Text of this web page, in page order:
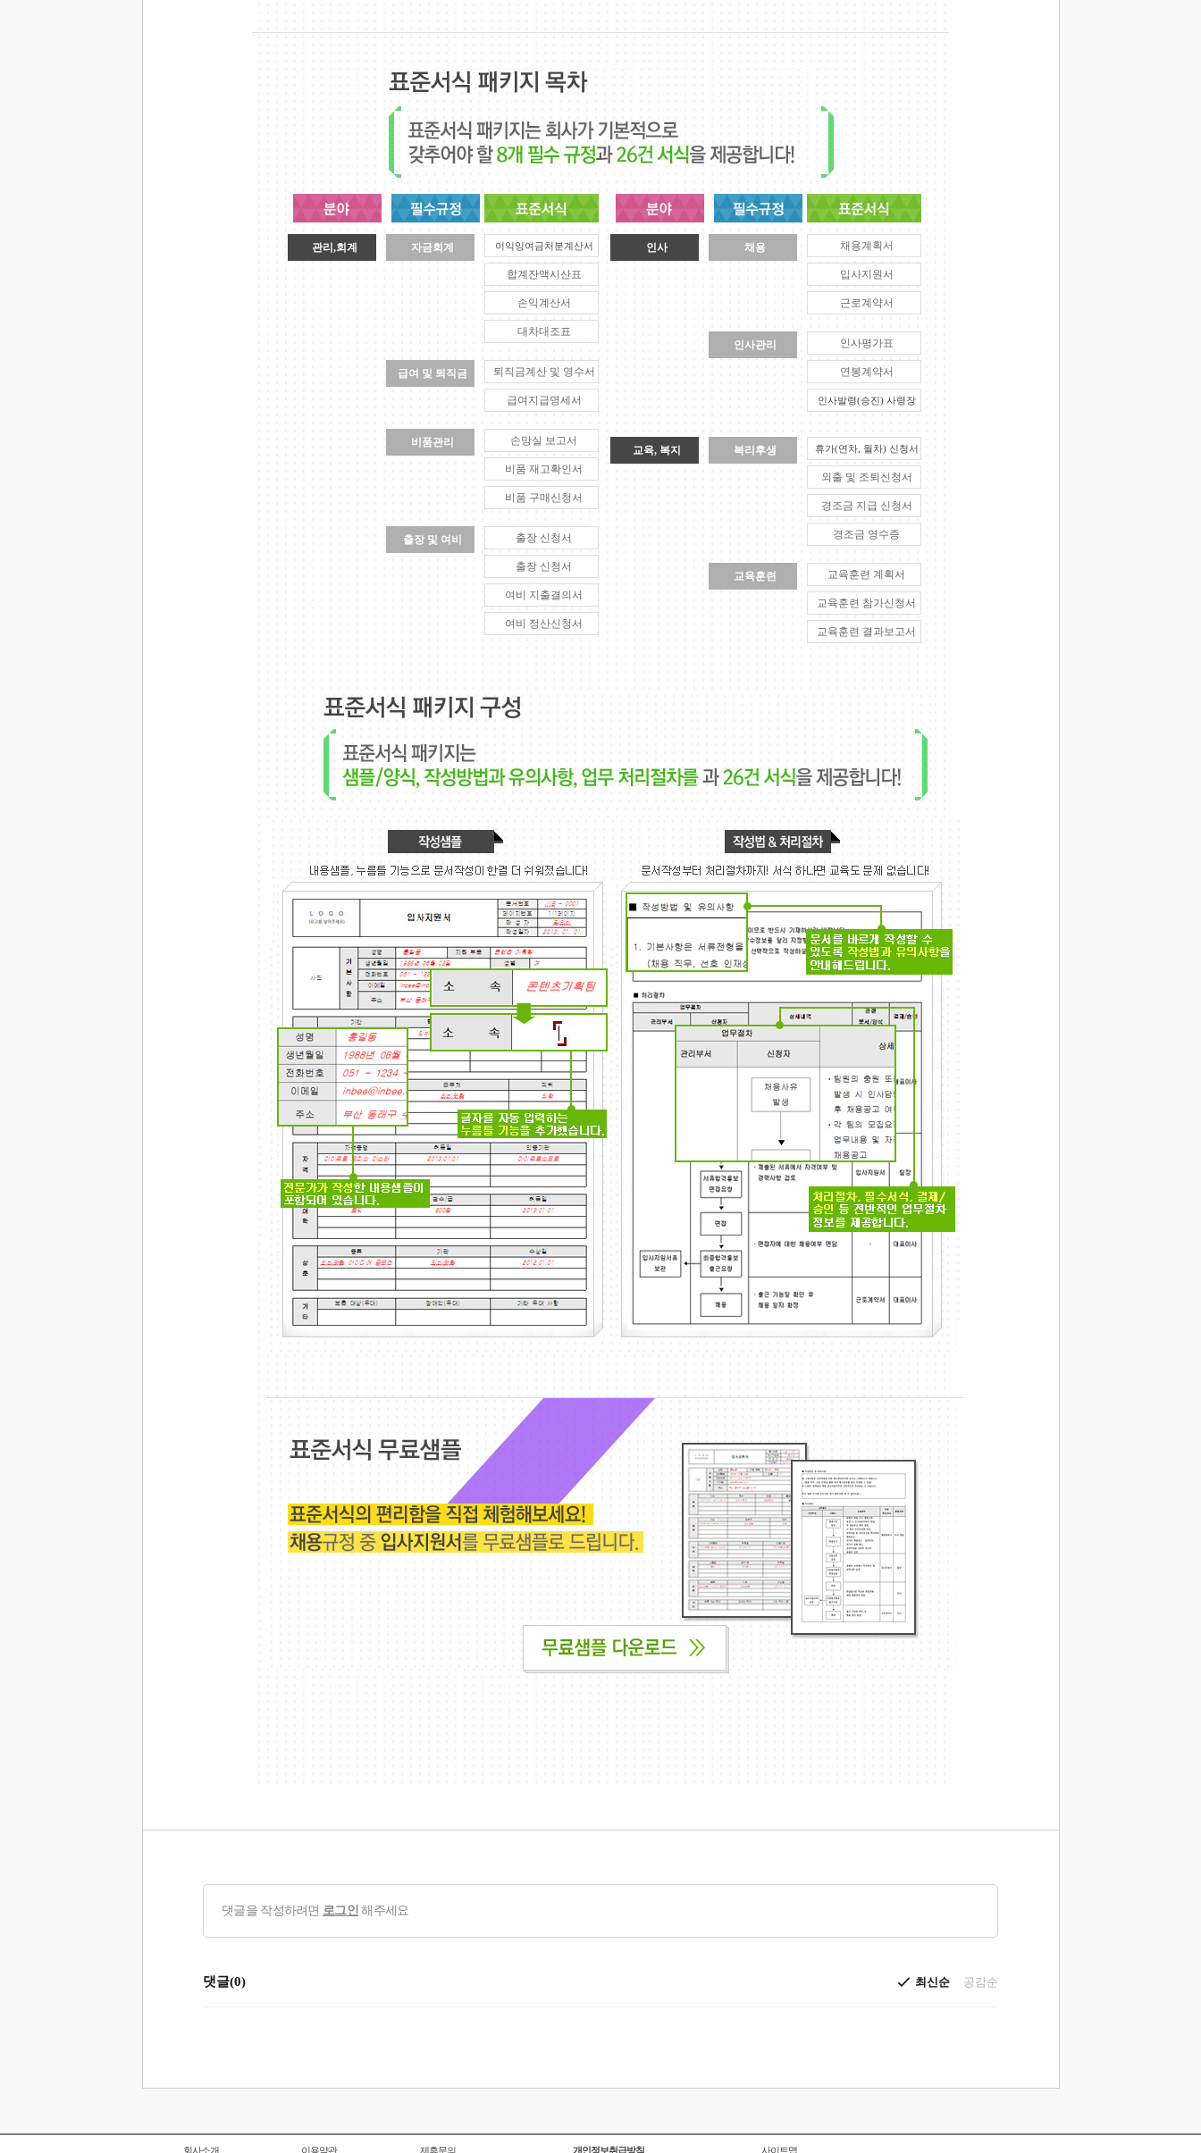
관리,회계 자금회계 이익잉여금처분계산서
합계잔액시산표
손익계산서
대차대조표
급여 및 퇴직금 퇴직금계산 및 영수서
급여지급명세서
비품관리 손망실 보고서
비품 재고확인서
비품 구매신청서
출장 및 여비 출장 신청서
출장 신청서
여비 지출결의서
여비 정산신청서
인사 채용 채용계획서
입사지원서
근로계약서
인사관리 인사평가표
연봉계약서
인사발령(승진) 사령장
교육, 복지 복리후생 휴가(연차, 월차) 신청서
외출 및 조퇴신청서
경조금 지급 신청서
경조금 영수증
교육훈련 교육훈련 계획서
교육훈련 참가신청서
교육훈련 결과보고서
댓글을 작성하려면 로그인해주세요
댓글(0) 최신순 공감순
회사소개 이용약관 제휴문의 개인정보취급방침 사이트맵